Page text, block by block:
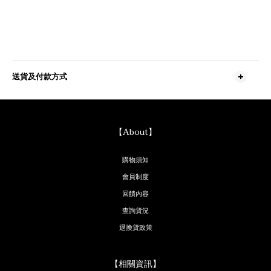
送貨及付款方式
【About】
購物須知
會員制度
回饋內容
查詢貨況
退換貨政策
【相關資訊】